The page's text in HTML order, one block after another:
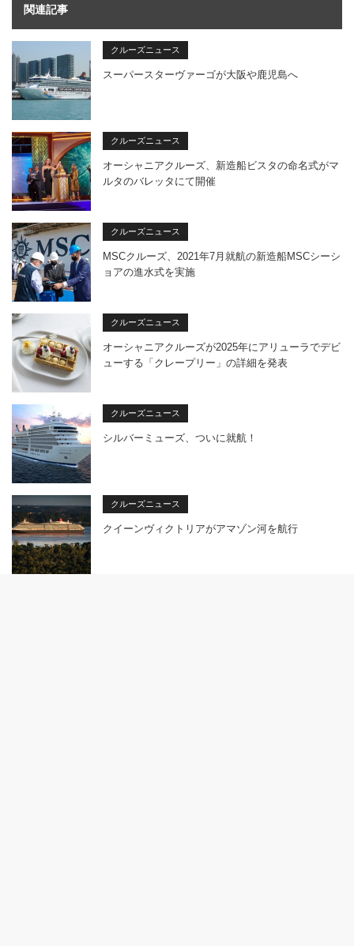
関連記事
クルーズニュース
スーパースターヴァーゴが大阪や鹿児島へ
クルーズニュース
オーシャニアクルーズ、新造船ビスタの命名式がマ
ルタのバレッタにて開催
クルーズニュース
MSCクルーズ、2021年7月就航の新造船MSCシーシ
ョアの進水式を実施
クルーズニュース
オーシャニアクルーズが2025年にアリューラでデビ
ューする「クレープリー」の詳細を発表
クルーズニュース
シルバーミューズ、ついに就航！
クルーズニュース
クイーンヴィクトリアがアマゾン河を航行